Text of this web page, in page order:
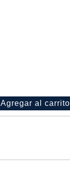
Agregar al carrito